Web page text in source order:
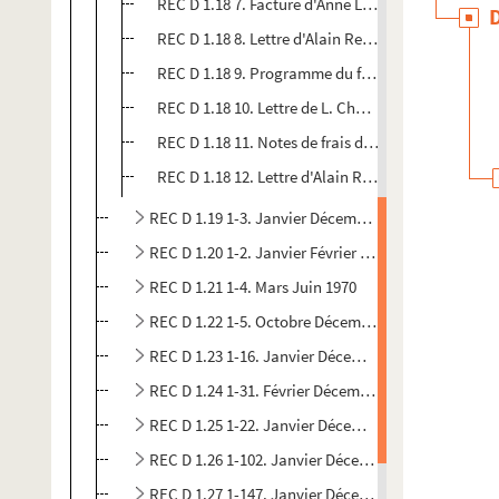
REC D 1.18 8. Lettre d'Alain Recoing aux
REC D 1.18 9. Programme du festival français
REC D 1.18 10. Lettre de L. Chaussat à Alain
REC D 1.18 11. Notes de frais de divers matériaux
REC D 1.18 12. Lettre d'Alain Recoing à madame
REC D 1.19 1-3. Janvier Décembre 1968
REC D 1.20 1-2. Janvier Février 1969
REC D 1.21 1-4. Mars Juin 1970
REC D 1.22 1-5. Octobre Décembre 1971
REC D 1.23 1-16. Janvier Décembre 1972
REC D 1.24 1-31. Février Décembre 1973
REC D 1.25 1-22. Janvier Décembre 1974
REC D 1.26 1-102. Janvier Décembre 1975
REC D 1.27 1-147. Janvier Décembre 1976